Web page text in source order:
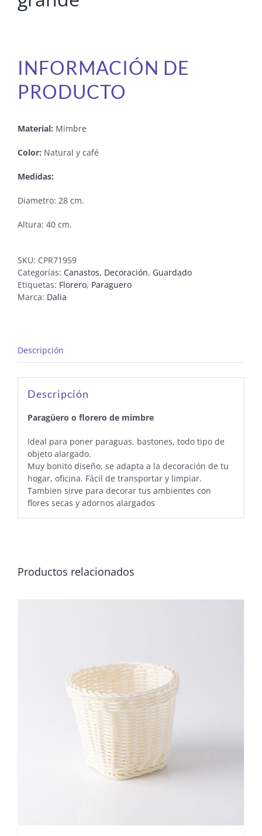
INFORMACIÓN DE
PRODUCTO
Material: Mimbre
Color: Natural y café
Medidas:
Diametro: 28 cm.
Altura: 40 cm.
SKU: CPR71959
Categorías: Canastos, Decoración, Guardado
Etiquetas: Florero, Paraguero
Marca: Dalia
Descripción
Descripción
Paragüero o florero de mimbre
Ideal para poner paraguas, bastones, todo tipo de
objeto alargado.
Muy bonito diseño, se adapta a la decoración de tu
hogar, oficina. Fácil de transportar y limpiar.
Tambien sirve para decorar tus ambientes con
flores secas y adornos alargados
Productos relacionados